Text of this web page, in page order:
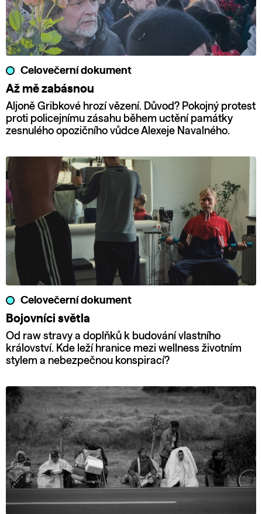
Celovečerní dokument
Až mě zabásnou
Aljoně Gribkové hrozí vězení. Důvod? Pokojný protest
proti policejnímu zásahu během uctění památky
zesnulého opozičního vůdce Alexeje Navalného.
Celovečerní dokument
Bojovníci světla
Od raw stravy a doplňků k budování vlastního
království. Kde leží hranice mezi wellness životním
stylem a nebezpečnou konspirací?